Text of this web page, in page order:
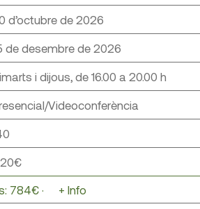
d’octubre de 2026
de desembre de 2026
i dijous, de 16.00 a 20.00 h
Videoconferència
784€ ·
+ Info